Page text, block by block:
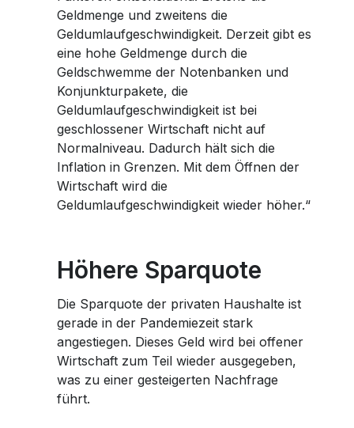
Women and Finance Workshops
Financial Podcast for Women: Truly Rich
Financial Consultation for Women
Planting Hope Project
Women & Finance Workshops
Fund for Education (FFE)
Partner Bank as an Employer
Benefits
Application Process
Open Positions
Financial Podcast for Women: Truly Rich
Financial Consultation for Women
Planting Hope Project
Women & Finance Workshops
Fund for Education (FFE)
Career
Partner Bank as an Employer
Benefits
Application Process
Open Positions
Facebook
Whatsapp
Telegram
Geldmenge und zweitens die
Geldumlaufgeschwindigkeit. Derzeit gibt es
eine hohe Geldmenge durch die
Geldschwemme der Notenbanken und
Konjunkturpakete, die
Geldumlaufgeschwindigkeit ist bei
geschlossener Wirtschaft nicht auf
Normalniveau. Dadurch hält sich die
Inflation in Grenzen. Mit dem Öffnen der
Wirtschaft wird die
Geldumlaufgeschwindigkeit wieder höher.“
Höhere Sparquote
Die Sparquote der privaten Haushalte ist
gerade in der Pandemiezeit stark
angestiegen. Dieses Geld wird bei offener
Wirtschaft zum Teil wieder ausgegeben,
was zu einer gesteigerten Nachfrage
führt.